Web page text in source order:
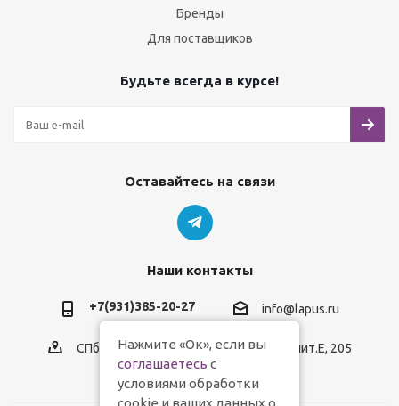
Бренды
Для поставщиков
Будьте всегда в курсе!
Оставайтесь на связи
Наши контакты
+7(931)385-20-27 info@lapus.ru
СПб, пр.Обуховской Обороны, д.116, лит.Е, 205
Нажмите «Ок», если вы
соглашаетесь с
условиями обработки
cookie и ваших данных о